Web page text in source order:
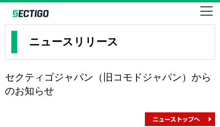
SSLならセクティゴ・コモドのEV・企業・ドメイン認証
ニュースリリース
セクティゴジャパン（旧コモドジャパン）から
のお知らせ